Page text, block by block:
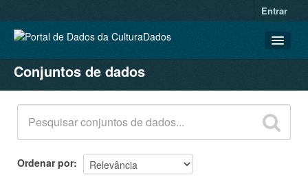
Entrar
CONJUNTOS DE DADOS
ORGANIZAÇÕES
GRUPOS
SOBRE
Conjuntos de dados
Ordenar por